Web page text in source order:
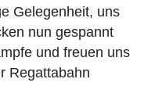
Gelegenheit, uns
nun gespannt
und freuen uns
Regattabahn